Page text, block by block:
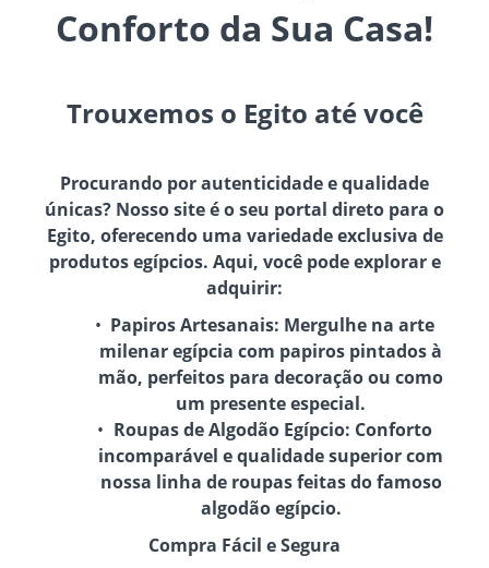
Conforto da Sua Casa!
Trouxemos o Egito até você
Procurando por autenticidade e qualidade
únicas? Nosso site é o seu portal direto para o
Egito, oferecendo uma variedade exclusiva de
produtos egípcios. Aqui, você pode explorar e
adquirir:
Papiros Artesanais: Mergulhe na arte
milenar egípcia com papiros pintados à
mão, perfeitos para decoração ou como
um presente especial.
Roupas de Algodão Egípcio: Conforto
incomparável e qualidade superior com
nossa linha de roupas feitas do famoso
algodão egípcio.
Compra Fácil e Segura